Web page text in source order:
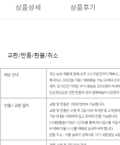
상품상세 상품후기
교환/반품/환불/취소